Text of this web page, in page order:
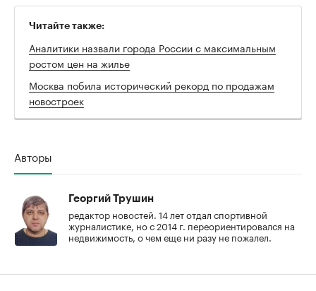
Читайте также:
Аналитики назвали города России с максимальным
ростом цен на жилье
Москва побила исторический рекорд по продажам
новостроек
Авторы
Георгий Трушин
редактор новостей. 14 лет отдал спортивной
журналистике, но с 2014 г. переориентировался на
недвижимость, о чем еще ни разу не пожалел.